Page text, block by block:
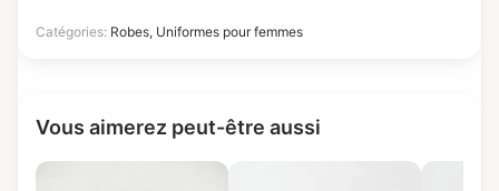
Catégories: Robes, Uniformes pour femmes
Vous aimerez peut-être aussi